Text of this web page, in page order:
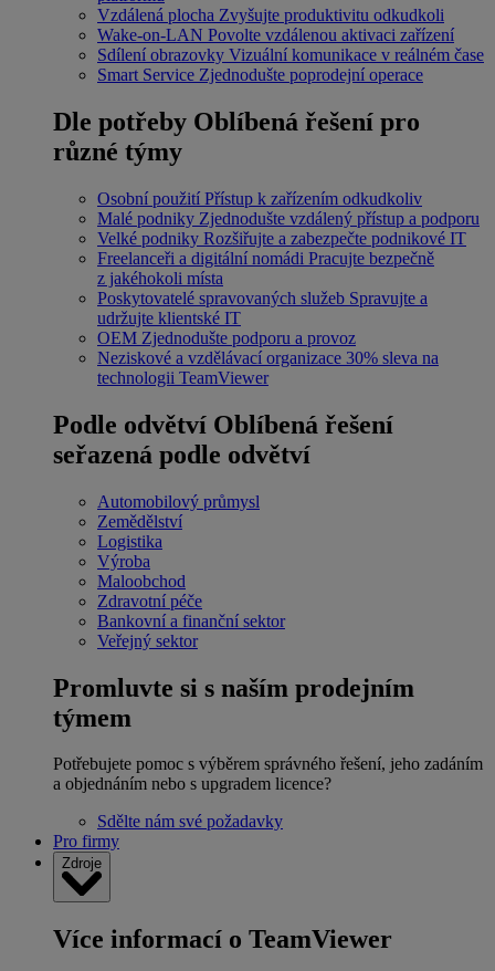
Vzdálená plocha Zvyšujte produktivitu odkudkoli
Wake-on-LAN Povolte vzdálenou aktivaci zařízení
Sdílení obrazovky Vizuální komunikace v reálném čase
Smart Service Zjednodušte poprodejní operace
Dle potřeby Oblíbená řešení pro
různé týmy
Osobní použití Přístup k zařízením odkudkoliv
Malé podniky Zjednodušte vzdálený přístup a podporu
Velké podniky Rozšiřujte a zabezpečte podnikové IT
Freelanceři a digitální nomádi Pracujte bezpečně
z jakéhokoli místa
Poskytovatelé spravovaných služeb Spravujte a
udržujte klientské IT
OEM Zjednodušte podporu a provoz
Neziskové a vzdělávací organizace 30% sleva na
technologii TeamViewer
Podle odvětví Oblíbená řešení
seřazená podle odvětví
Automobilový průmysl
Zemědělství
Logistika
Výroba
Maloobchod
Zdravotní péče
Bankovní a finanční sektor
Veřejný sektor
Promluvte si s naším prodejním
týmem
Potřebujete pomoc s výběrem správného řešení, jeho zadáním
a objednáním nebo s upgradem licence?
Sdělte nám své požadavky
Pro firmy
Zdroje
Více informací o TeamViewer